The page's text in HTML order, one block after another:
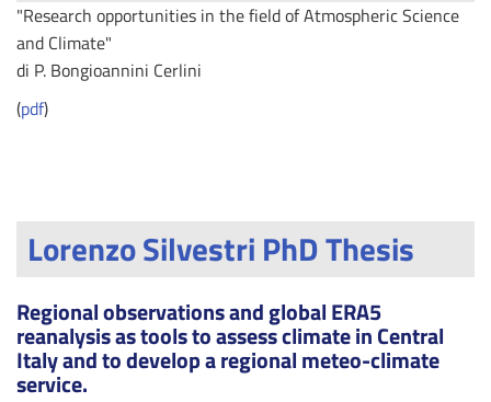
"Research opportunities in the field of Atmospheric Science
and Climate"
di P. Bongioannini Cerlini
(pdf)
Lorenzo Silvestri PhD Thesis
Regional observations and global ERA5
reanalysis as tools to assess climate in Central
Italy and to develop a regional meteo-climate
service.